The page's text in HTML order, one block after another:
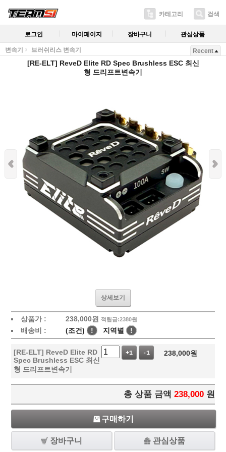
카테고리 검색
로그인 마이페이지 장바구니 관심상품
변속기 브러쉬리스 변속기 Recent
[RE-ELT] ReveD Elite RD Spec Brushless ESC 최신
형 드리프트변속기
상세보기
상품가 : 238,000원 적립금:2380원
배송비 : (조건) ! 지역별 !
[RE-ELT] ReveD Elite RD
Spec Brushless ESC 최신
형 드리프트변속기
+1 -1 238,000원
총 상품 금액 238,000 원
구매하기
장바구니 관심상품